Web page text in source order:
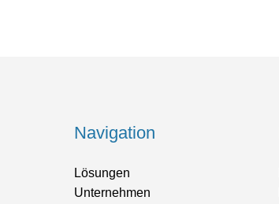
Navigation
Lösungen
Unternehmen